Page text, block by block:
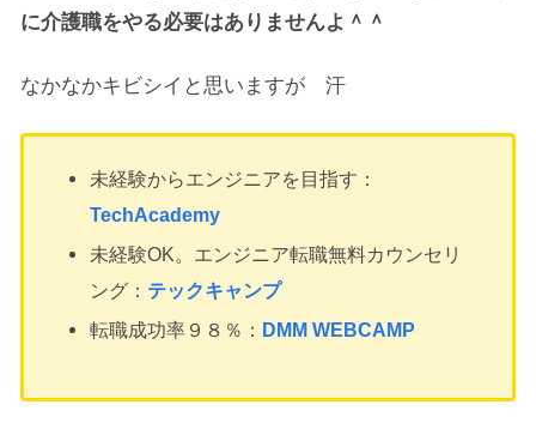
に介護職をやる必要はありませんよ＾＾
なかなかキビシイと思いますが 汗
未経験からエンジニアを目指す：
TechAcademy
未経験OK。エンジニア転職無料カウンセリ
ング： テックキャンプ
転職成功率９８％： DMM WEBCAMP